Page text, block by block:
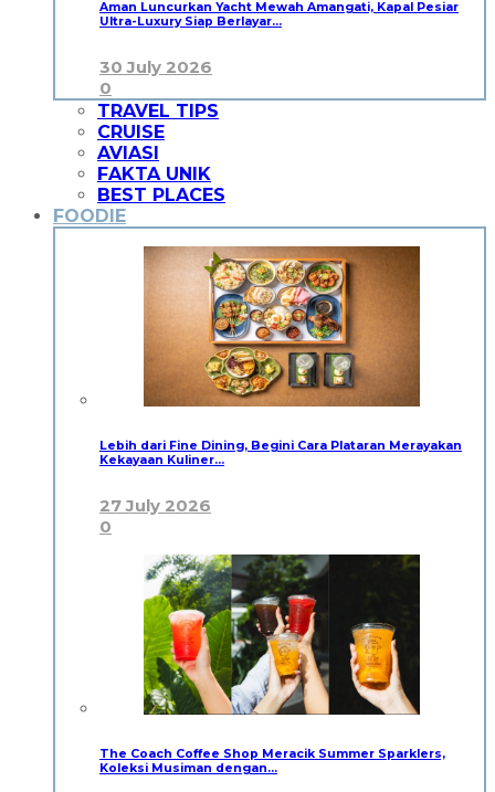
Aman Luncurkan Yacht Mewah Amangati, Kapal Pesiar
Ultra-Luxury Siap Berlayar…
30 July 2026
0
TRAVEL TIPS
CRUISE
AVIASI
FAKTA UNIK
BEST PLACES
FOODIE
Lebih dari Fine Dining, Begini Cara Plataran Merayakan
Kekayaan Kuliner…
27 July 2026
0
The Coach Coffee Shop Meracik Summer Sparklers,
Koleksi Musiman dengan…